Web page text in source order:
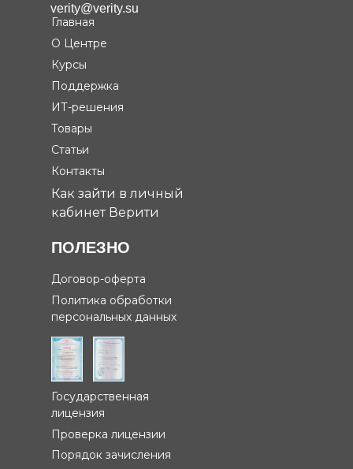
Государственная
лицензия
Проверка лицензии
Как зайти в личный
кабинет Верити
ПОЛЕЗНО
verity@verity.su
Главная
О Центре
Курсы
Статьи
Контакты
Договор-оферта
Политика обработки
персональных данных
Поддержка
ИТ-решения
Товары
Порядок зачисления